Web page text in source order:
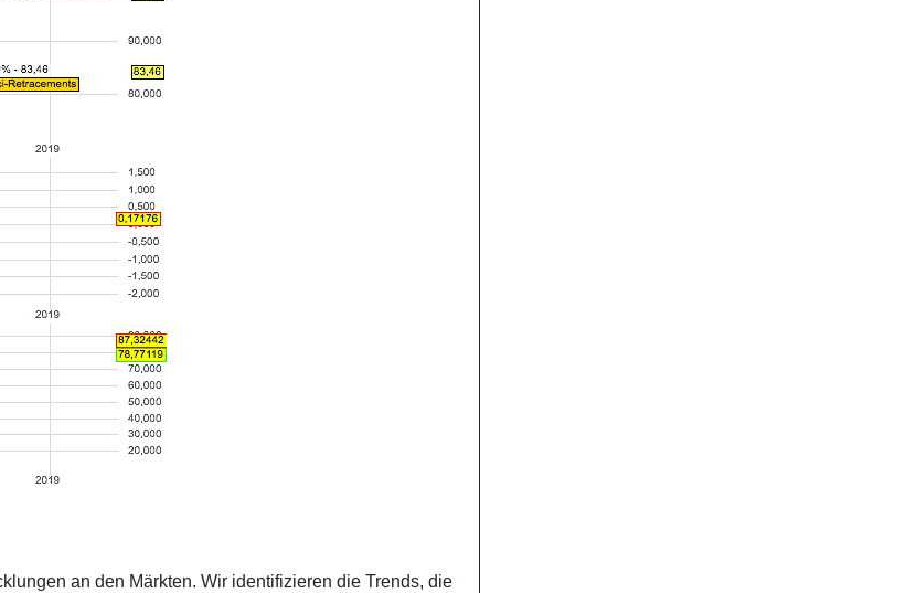
an den Märkten. Wir identifizieren die Trends, die